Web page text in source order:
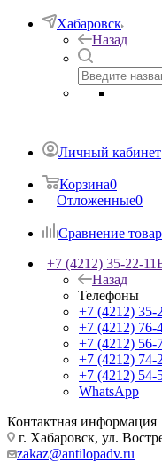
Хабаровск
Назад
Личный кабинет
Корзина0
Отложенные0
Сравнение
+7 (4212) 35-22-11
Назад
Телефоны
+7 (4212) 35-
+7 (4212) 76-
+7 (4212) 56-
+7 (4212) 74-
+7 (4212) 54-
WhatsApp
Контактная информация
г. Хабаровск, ул.
zakaz@antilopadv.ru